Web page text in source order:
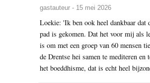
gastauteur - 15 mei 2026
Loekie: 'Ik ben ook heel dankbaar dat
pad is gekomen. Dat het voor mij als
is om met een groep van 60 mensen
de Drentse hei samen te mediteren en
het boeddhisme, dat is echt heel